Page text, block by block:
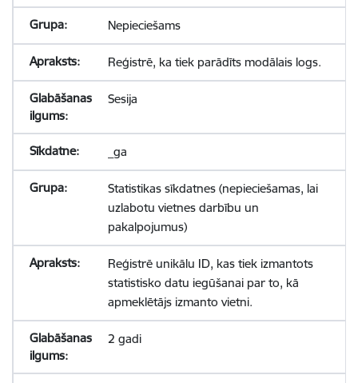
Nepieciešams
Reģistrē, ka tiek parādīts modālais logs.
Sesija
_ga
Statistikas sīkdatnes (nepieciešamas, lai
uzlabotu vietnes darbību un
pakalpojumus)
Reģistrē unikālu ID, kas tiek izmantots
statistisko datu iegūšanai par to, kā
apmeklētājs izmanto vietni.
2 gadi